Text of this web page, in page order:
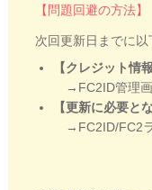
【問題回避の方法】
次回更新日までに
【クレジット情
→FC2ID管理画
【更新に必要と
→FC2ID/FC2ラ